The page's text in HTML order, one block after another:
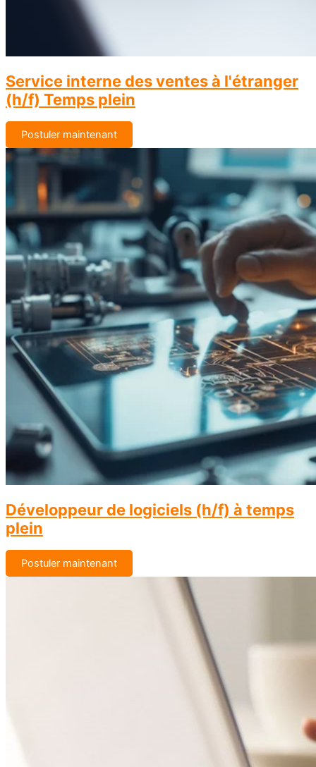
Service interne des ventes à l'étranger
(h/f) Temps plein
Postuler maintenant
Développeur de logiciels (h/f) à temps
plein
Postuler maintenant